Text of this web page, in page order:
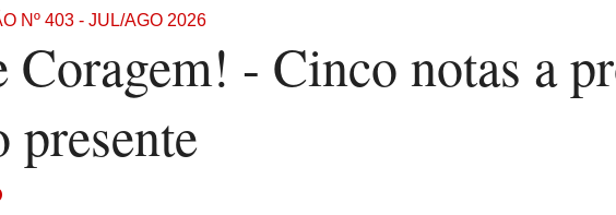
Nº 403 - JUL/AGO 2026
Coragem! - Cinco notas a
presente